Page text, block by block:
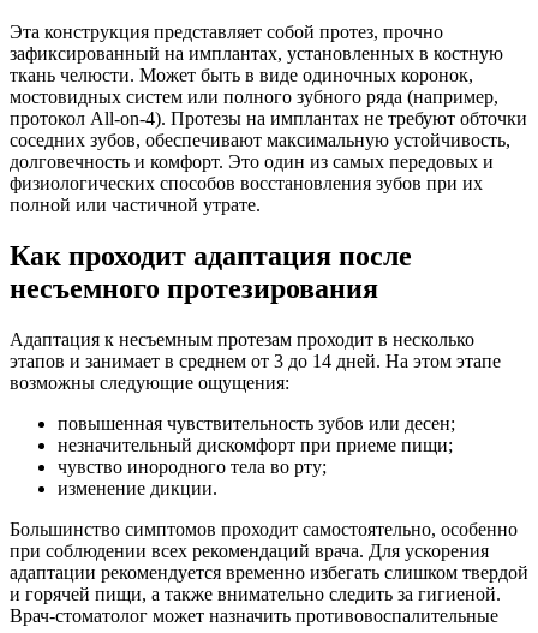
Эта конструкция представляет собой протез, прочно
зафиксированный на имплантах, установленных в костную
ткань челюсти. Может быть в виде одиночных коронок,
мостовидных систем или полного зубного ряда (например,
протокол All-on-4). Протезы на имплантах не требуют обточки
соседних зубов, обеспечивают максимальную устойчивость,
долговечность и комфорт. Это один из самых передовых и
физиологических способов восстановления зубов при их
полной или частичной утрате.
Как проходит адаптация после
несъемного протезирования
Адаптация к несъемным протезам проходит в несколько
этапов и занимает в среднем от 3 до 14 дней. На этом этапе
возможны следующие ощущения:
повышенная чувствительность зубов или десен;
незначительный дискомфорт при приеме пищи;
чувство инородного тела во рту;
изменение дикции.
Большинство симптомов проходит самостоятельно, особенно
при соблюдении всех рекомендаций врача. Для ускорения
адаптации рекомендуется временно избегать слишком твердой
и горячей пищи, а также внимательно следить за гигиеной.
Врач-стоматолог может назначить противовоспалительные